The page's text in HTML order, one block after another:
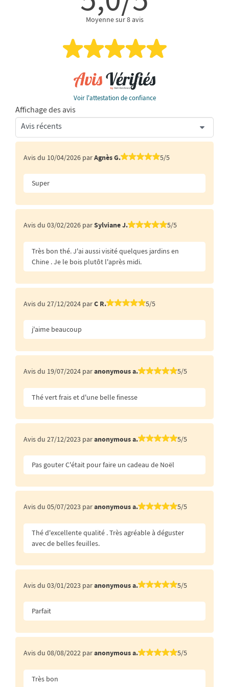
Moyenne sur 8 avis
Voir l'attestation de confiance
Affichage des avis
Avis du 10/04/2026 parAgnès G. 5/5
Super
Avis du 03/02/2026 parSylviane J. 5/5
Très bon thé. J'ai aussi visité quelques jardins en
Chine . Je le bois plutôt l'après midi.
Avis du 27/12/2024 parC R. 5/5
j'aime beaucoup
Avis du 19/07/2024 paranonymous a. 5/5
Thé vert frais et d'une belle finesse
Avis du 27/12/2023 paranonymous a. 5/5
Pas gouter C'était pour faire un cadeau de Noël
Avis du 05/07/2023 paranonymous a. 5/5
Thé d'excellente qualité . Très agréable à déguster
avec de belles feuilles.
Avis du 03/01/2023 paranonymous a. 5/5
Parfait
Avis du 08/08/2022 paranonymous a. 5/5
Très bon